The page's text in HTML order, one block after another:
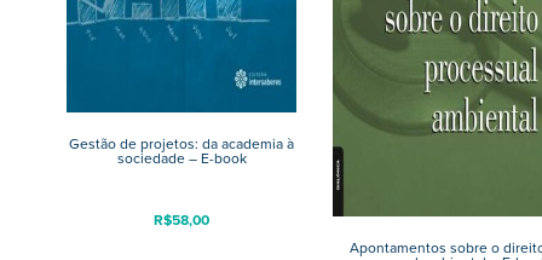
Gestão de projetos: da academia à
sociedade – E-book
R$58,00
Apontamentos sobre o